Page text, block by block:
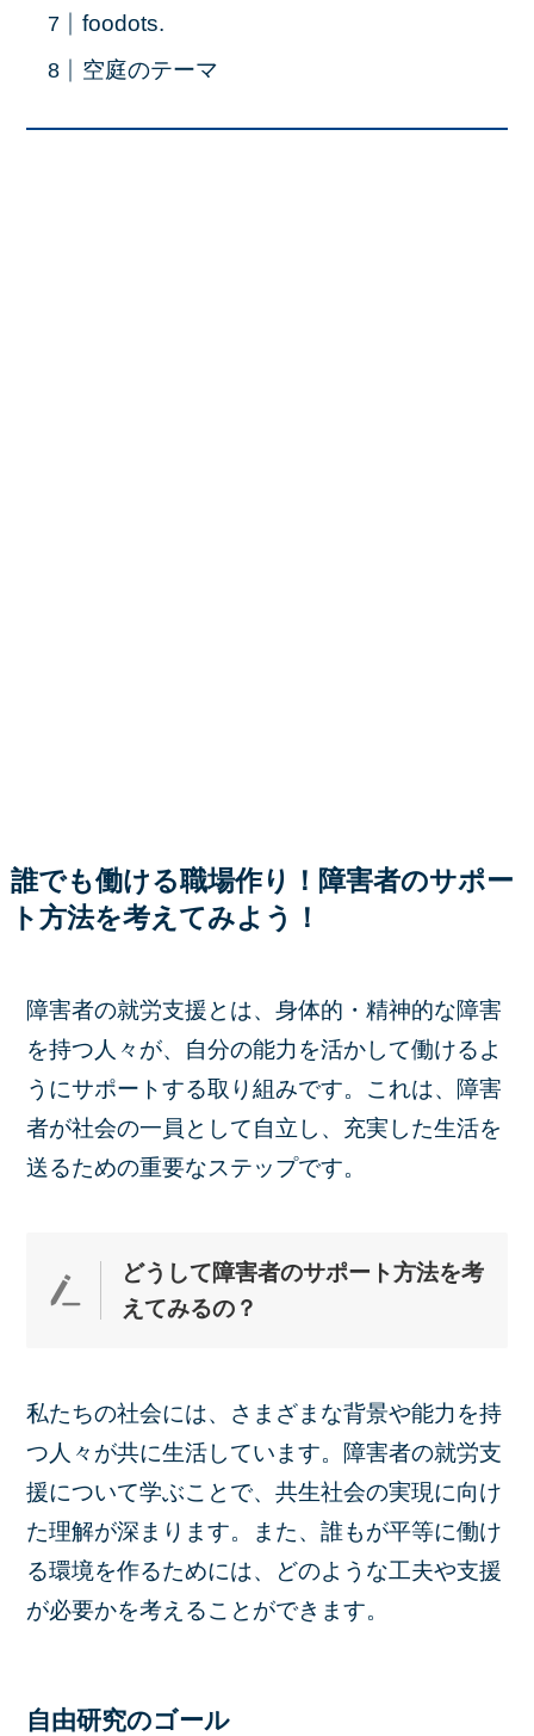
foodots.
空庭のテーマ
誰でも働ける職場作り！障害者のサポー
ト方法を考えてみよう！
障害者の就労支援とは、身体的・精神的な障害
を持つ人々が、自分の能力を活かして働けるよ
うにサポートする取り組みです。これは、障害
者が社会の一員として自立し、充実した生活を
送るための重要なステップです。
どうして障害者のサポート方法を考
えてみるの？
私たちの社会には、さまざまな背景や能力を持
つ人々が共に生活しています。障害者の就労支
援について学ぶことで、共生社会の実現に向け
た理解が深まります。また、誰もが平等に働け
る環境を作るためには、どのような工夫や支援
が必要かを考えることができます。
自由研究のゴール